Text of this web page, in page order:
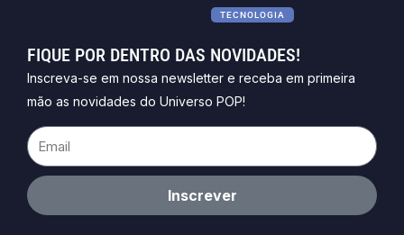
TECNOLOGIA
FIQUE POR DENTRO DAS NOVIDADES!
Inscreva-se em nossa newsletter e receba em primeira
mão as novidades do Universo POP!
Email
Inscrever